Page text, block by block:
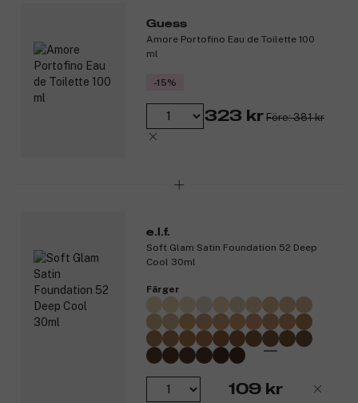
Guess
Amore Portofino Eau de Toilette 100
ml
-15%
323 kr Före: 381 kr
e.l.f.
Soft Glam Satin Foundation 52 Deep
Cool 30ml
Färger
109 kr